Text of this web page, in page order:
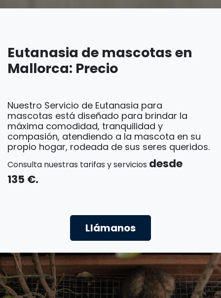
Eutanasia de mascotas en
Mallorca: Precio
Nuestro Servicio de Eutanasia para
mascotas está diseñado para brindar la
máxima comodidad, tranquilidad y
compasión, atendiendo a la mascota en su
propio hogar, rodeada de sus seres queridos.
Consulta nuestras tarifas y servicios desde
135 €.
Llámanos